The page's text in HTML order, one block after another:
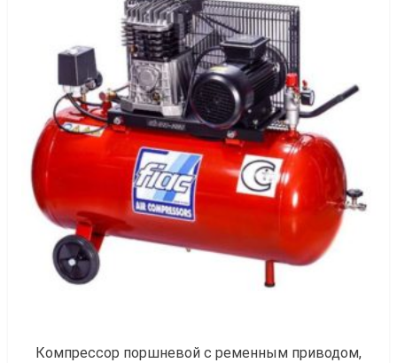
Компрессор поршневой с ременным приводом,